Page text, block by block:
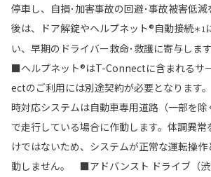
停車し、自損･加害事故の回避･事故被害低
後は、ドア解錠やヘルプネット®自動接続＊1
い、早期のドライバー救命･救護に寄与します
■ヘルプネット®はT-Connectに含まれるサ
ectのご利用には別途契約が必要となりま
時対応システムは自動車専用道路（一部を
で走行している場合に作動します。体調異
けではないため、システムが正常な運転操
動しません。 ■アドバンスト ドライブ（